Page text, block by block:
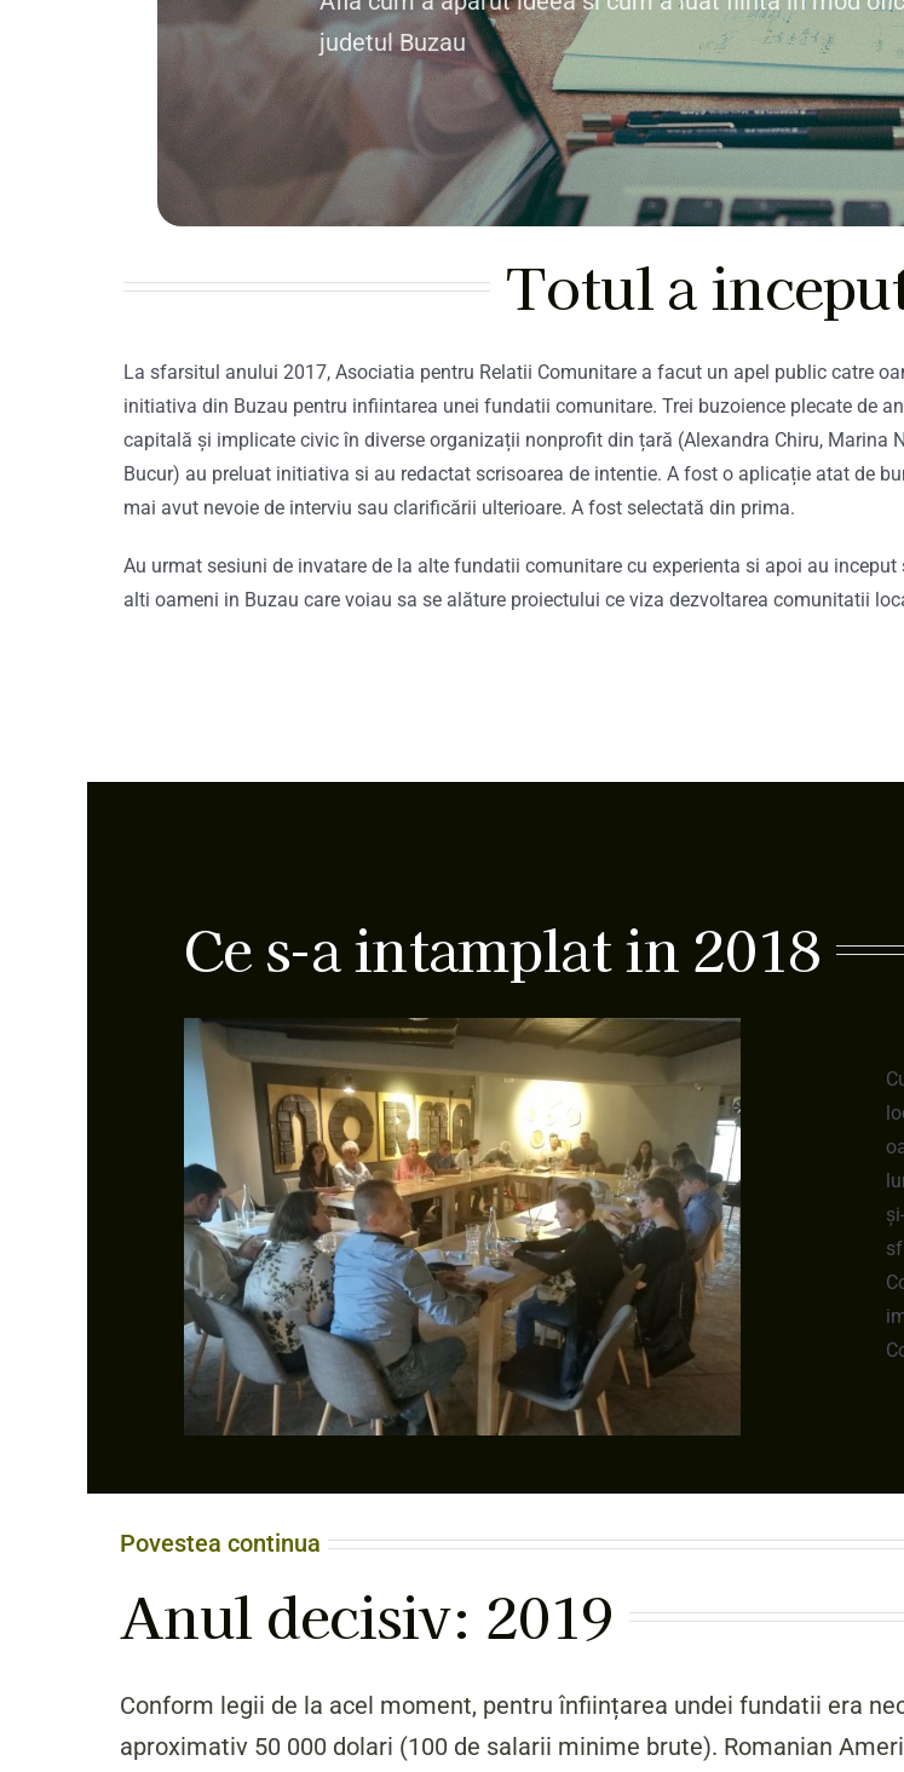
judetul Buzau
Totul a
La sfarsitul anului 2017, Asociatia pentru Relatii Comunitare a facut un apel public catre
initiativa din Buzau pentru infiintarea unei fundatii comunitare. Trei buzoience plecate de
capitală și implicate civic în diverse organizații nonprofit din țară (Alexandra Chiru, Marina
Bucur) au preluat initiativa si au redactat scrisoarea de intentie. A fost o aplicație atat de
mai avut nevoie de interviu sau clarificării ulterioare. A fost selectată din prima.
Au urmat sesiuni de invatare de la alte fundatii comunitare cu experienta si apoi au inceput
alti oameni in Buzau care voiau sa se alăture proiectului ce viza dezvoltarea comunitatii
Ce s-a intamplat in 2018
Povestea continua
Anul decisiv: 2019
Conform legii de la acel moment, pentru înființarea undei fundatii era
aproximativ 50 000 dolari (100 de salarii minime brute). Romanian